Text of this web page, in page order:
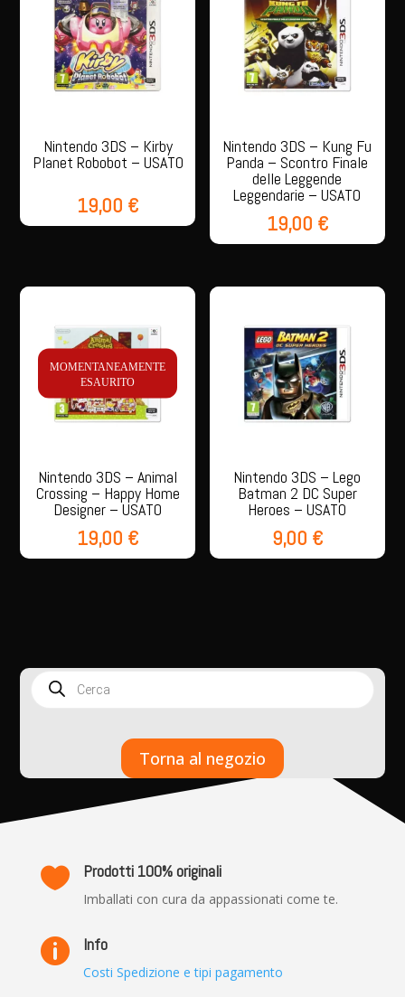
Nintendo 3DS – Kirby
Planet Robobot – USATO
19,00 €
Nintendo 3DS – Kung Fu
Panda – Scontro Finale
delle Leggende
Leggendarie – USATO
19,00 €
MOMENTANEAMENTE
ESAURITO
Nintendo 3DS – Animal
Crossing – Happy Home
Designer – USATO
19,00 €
Nintendo 3DS – Lego
Batman 2 DC Super
Heroes – USATO
9,00 €
search
Torna al negozio
 Prodotti 100% originali
Imballati con cura da appassionati come te.
 Info
Costi Spedizione e tipi pagamento